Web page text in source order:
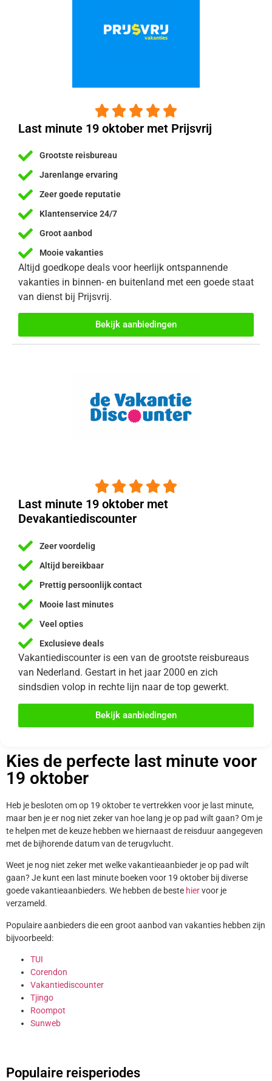
    
Last minute 19 oktober met Prijsvrij
Grootste reisbureau
Jarenlange ervaring
Zeer goede reputatie
Klantenservice 24/7
Groot aanbod
Mooie vakanties
Altijd goedkope deals voor heerlijk ontspannende
vakanties in binnen- en buitenland met een goede staat
van dienst bij Prijsvrij.
Bekijk aanbiedingen
    
Last minute 19 oktober met
Devakantiediscounter
Zeer voordelig
Altijd bereikbaar
Prettig persoonlijk contact
Mooie last minutes
Veel opties
Exclusieve deals
Vakantiediscounter is een van de grootste reisbureaus
van Nederland. Gestart in het jaar 2000 en zich
sindsdien volop in rechte lijn naar de top gewerkt.
Bekijk aanbiedingen
Kies de perfecte last minute voor
19 oktober
Heb je besloten om op 19 oktober te vertrekken voor je last minute,
maar ben je er nog niet zeker van hoe lang je op pad wilt gaan? Om je
te helpen met de keuze hebben we hiernaast de reisduur aangegeven
met de bijhorende datum van de terugvlucht.
Weet je nog niet zeker met welke vakantieaanbieder je op pad wilt
gaan? Je kunt een last minute boeken voor 19 oktober bij diverse
goede vakantieaanbieders. We hebben de beste hiervoor je
verzameld.
Populaire aanbieders die een groot aanbod van vakanties hebben zijn
bijvoorbeeld:
TUI
Corendon
Vakantiediscounter
Tjingo
Roompot
Sunweb
Populaire reisperiodes